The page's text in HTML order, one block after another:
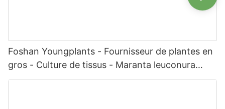
Foshan Youngplants - Fournisseur de plantes en
gros - Culture de tissus - Maranta leuconura
Kerchoveana | Foshan Youngplants